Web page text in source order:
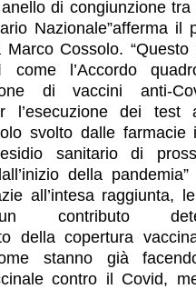
di congiunzione tra
Nazionale”afferma il
Marco Cossolo. “Questo
come l’Accordo
di vaccini anti-
l’esecuzione dei test
svolto dalle farmacie
sanitario di
della pandemia”
all’intesa raggiunta,
contributo
della copertura
stanno già
contro il Covid,